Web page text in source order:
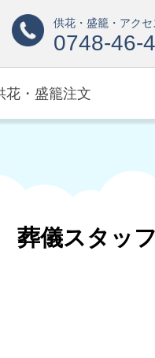
供花・盛籠・アク
0748-46-
花・盛籠注文
儀スタッ